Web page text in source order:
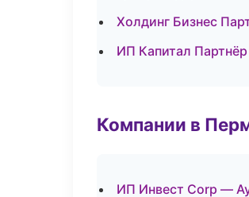
Холдинг Бизнес
ИП Капитал
Компании в
ИП Инвест Corp —